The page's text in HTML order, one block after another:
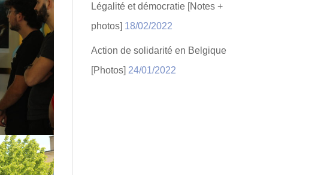
Légalité et démocratie [Notes +
photos] 18/02/2022
Action de solidarité en Belgique
[Photos] 24/01/2022